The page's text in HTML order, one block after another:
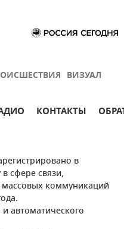
ВИЗУАЛ
КОНТАКТЫ
в
сфере связи,
коммуникаций
автоматического